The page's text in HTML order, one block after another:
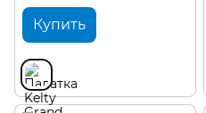
Купить